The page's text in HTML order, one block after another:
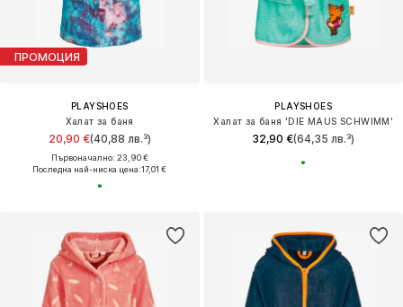
ПРОМОЦИЯ
PLAYSHOES
Халат за баня
20,90 €(40,88 лв.³)
Първоначално: 23,90 €
Последна най-ниска цена:17,01 €
PLAYSHOES
Халат за баня 'DIE MAUS SCHWIMM'
32,90 €(64,35 лв.³)